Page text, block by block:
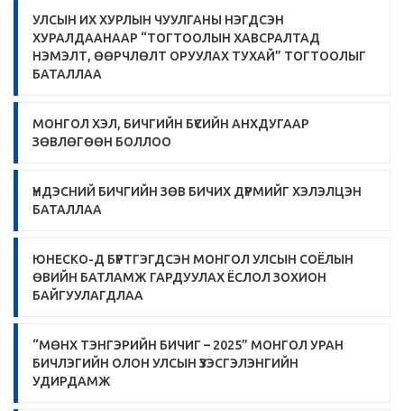
УЛСЫН ИХ ХУРЛЫН ЧУУЛГАНЫ НЭГДСЭН
ХУРАЛДААНААР “ТОГТООЛЫН ХАВСРАЛТАД
НЭМЭЛТ, ӨӨРЧЛӨЛТ ОРУУЛАХ ТУХАЙ” ТОГТООЛЫГ
БАТАЛЛАА
МОНГОЛ ХЭЛ, БИЧГИЙН БҮСИЙН АНХДУГААР
ЗӨВЛӨГӨӨН БОЛЛОО
ҮНДЭСНИЙ БИЧГИЙН ЗӨВ БИЧИХ ДҮРМИЙГ ХЭЛЭЛЦЭН
БАТАЛЛАА
ЮНЕСКО-Д БҮРТГЭГДСЭН МОНГОЛ УЛСЫН СОЁЛЫН
ӨВИЙН БАТЛАМЖ ГАРДУУЛАХ ЁСЛОЛ ЗОХИОН
БАЙГУУЛАГДЛАА
“МӨНХ ТЭНГЭРИЙН БИЧИГ – 2025” МОНГОЛ УРАН
БИЧЛЭГИЙН ОЛОН УЛСЫН ҮЗЭСГЭЛЭНГИЙН
УДИРДАМЖ